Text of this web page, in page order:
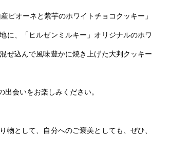
ピオーネと紫芋のホワイトチョコクッキー」
に、「ヒルゼンミルキー」オリジナルのホワ
ぜ込んで風味豊かに焼き上げた大判クッキー
会いをお楽しみください。
として、自分へのご褒美としても、ぜひ、